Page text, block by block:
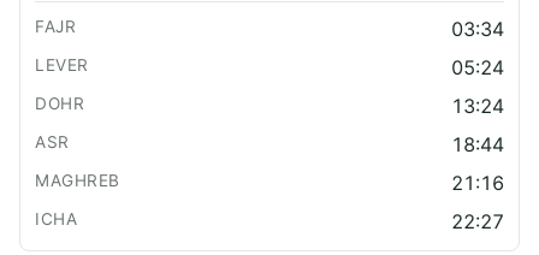
03:34
05:24
13:24
18:44
21:16
22:27